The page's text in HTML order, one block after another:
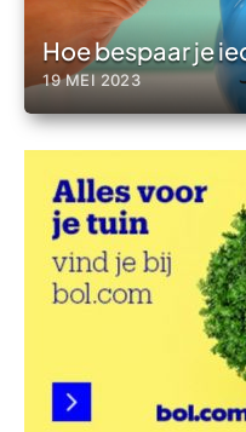
Hoe bespaar je
19 MEI 2023